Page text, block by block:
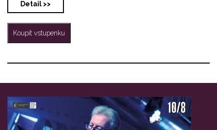
Detail >>
Koupit vstupenku